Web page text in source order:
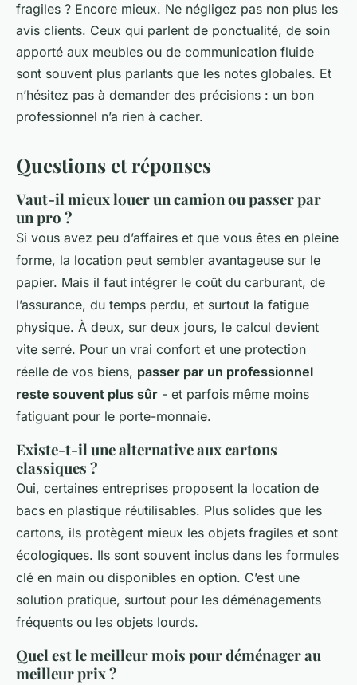
fragiles ? Encore mieux. Ne négligez pas non plus les
avis clients. Ceux qui parlent de ponctualité, de soin
apporté aux meubles ou de communication fluide
sont souvent plus parlants que les notes globales. Et
n’hésitez pas à demander des précisions : un bon
professionnel n’a rien à cacher.
Questions et réponses
Vaut-il mieux louer un camion ou passer par
un pro ?
Si vous avez peu d’affaires et que vous êtes en pleine
forme, la location peut sembler avantageuse sur le
papier. Mais il faut intégrer le coût du carburant, de
l’assurance, du temps perdu, et surtout la fatigue
physique. À deux, sur deux jours, le calcul devient
vite serré. Pour un vrai confort et une protection
réelle de vos biens, passer par un professionnel
reste souvent plus sûr - et parfois même moins
fatiguant pour le porte-monnaie.
Existe-t-il une alternative aux cartons
classiques ?
Oui, certaines entreprises proposent la location de
bacs en plastique réutilisables. Plus solides que les
cartons, ils protègent mieux les objets fragiles et sont
écologiques. Ils sont souvent inclus dans les formules
clé en main ou disponibles en option. C’est une
solution pratique, surtout pour les déménagements
fréquents ou les objets lourds.
Quel est le meilleur mois pour déménager au
meilleur prix ?